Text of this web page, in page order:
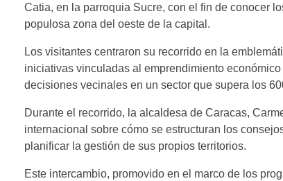
Catia, en la parroquia Sucre, con el fin de conocer
populosa zona del oeste de la capital.
Los visitantes centraron su recorrido en la
iniciativas vinculadas al emprendimiento
decisiones vecinales en un sector que supera los
Durante el recorrido, la alcaldesa de Caracas,
internacional sobre cómo se estructuran los
planificar la gestión de sus propios territorios.
Este intercambio, promovido en el marco de los